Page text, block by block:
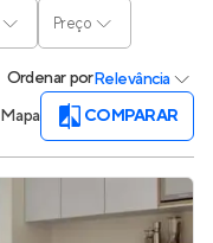
Preço
OrdenarporRelevância
Mapa COMPARAR